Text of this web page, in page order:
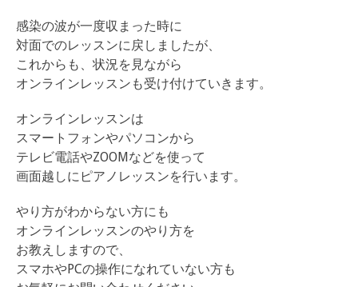
感染の波が一度収まった時に
対面でのレッスンに戻しましたが、
これからも、状況を見ながら
オンラインレッスンも受け付けていきます。
オンラインレッスンは
スマートフォンやパソコンから
テレビ電話やZOOMなどを使って
画面越しにピアノレッスンを行います。
やり方がわからない方にも
オンラインレッスンのやり方を
お教えしますので、
スマホやPCの操作になれていない方も